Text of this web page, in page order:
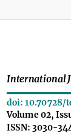
doi:10.70728/
ISSN:3030-